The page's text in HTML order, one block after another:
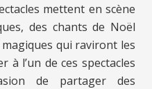
mettent en scène
des chants de Noël
qui raviront les
à l’un de ces spectacles
de partager des